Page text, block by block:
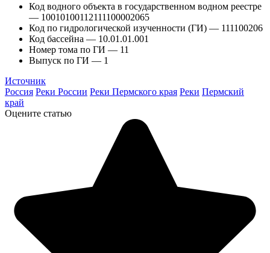
Код водного объекта в государственном водном реестре
— 10010100112111100002065
Код по гидрологической изученности (ГИ) — 111100206
Код бассейна — 10.01.01.001
Номер тома по ГИ — 11
Выпуск по ГИ — 1
Источник
Россия Реки России Реки Пермского края Реки Пермский
край
Оцените статью